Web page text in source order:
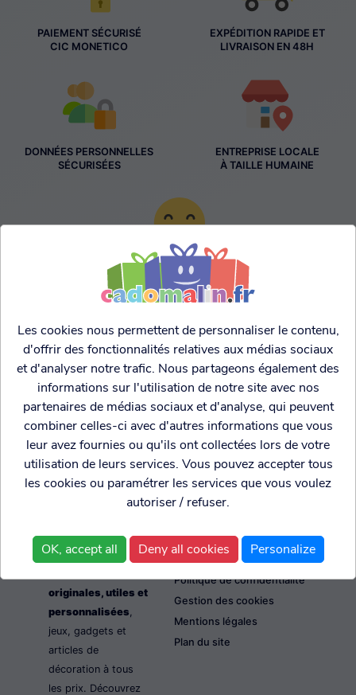
PAIEMENT SÉCURISÉ
CIC MONETICO
EXPÉDITION RAPIDE ET
LIVRAISON EN 48H
DONNÉES PERSONNELLES
SÉCURISÉES
ENTREPRISE LOCALE
À TAILLE HUMAINE
TARIFS AGRESSIFS &
FRANCO LEGER
boutique
spécialisée dans
originales, utiles et
personnalisées,
jeux, gadgets et
articles de
décoration à tous
les prix. Découvrez
Conditions générales de
Politique de confidentialité
Gestion des cookies
Mentions légales
Plan du site
Les cookies nous permettent de personnaliser le contenu,
d'offrir des fonctionnalités relatives aux médias sociaux
et d'analyser notre trafic. Nous partageons également des
informations sur l'utilisation de notre site avec nos
partenaires de médias sociaux et d'analyse, qui peuvent
combiner celles-ci avec d'autres informations que vous
leur avez fournies ou qu'ils ont collectées lors de votre
utilisation de leurs services. Vous pouvez accepter tous
les cookies ou paramétrer les services que vous voulez
autoriser / refuser.
OK, accept all Deny all cookies Personalize